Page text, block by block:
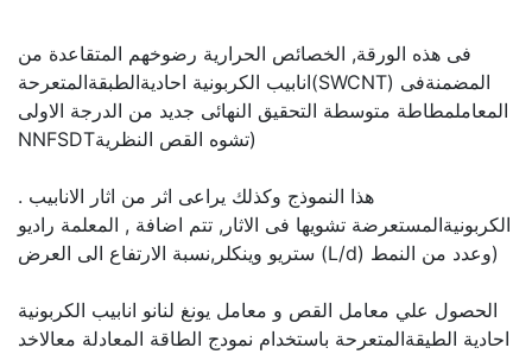
فى هذه الورقة, الخصائص الحرارية رضوخهم المتقاعدة من
انابيب الكربونية احاديةالطبقةالمتعرحة(SWCNT) المضمنةفى
المعاملمطاطة متوسطة التحقيق النهائى جديد من الدرجة الاولى
NNFSDTتشوه القص النظرية)
. هذا النموذج وكذلك يراعى اثر من اثار الانابيب
الكربونيةالمستعرضة تشويها فى الاثار, تتم اضافة , المعلمة راديو
ستريو وينكلر,نسبة الارتفاع الى العرض (L/d) وعدد من النمط)
الحصول علي معامل القص و معامل يونغ لنانو انابيب الكربونية
احادية الطيقةالمتعرحة باستخدام نمودج الطاقة المعادلة معالاخد